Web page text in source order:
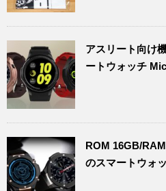
アスリート向け
ートウォッチ
ROM 16GB/
のスマートウォ